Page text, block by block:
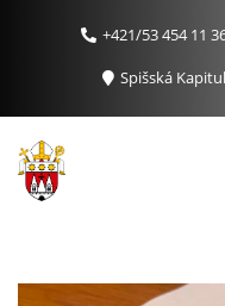
+421/53 454 11
Spišská